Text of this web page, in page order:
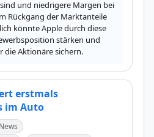
und niedrigere Margen bei
Rückgang der Marktanteile
könnte Apple durch diese
stärken und
die Aktionäre sichern.
erstmals
im Auto